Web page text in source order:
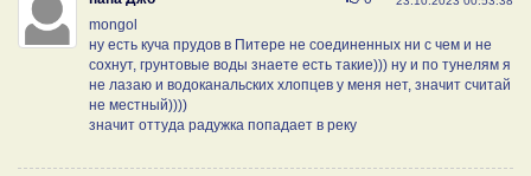
mongol
ну есть куча прудов в Питере не соединенных ни с чем и не
сохнут, грунтовые воды знаете есть такие))) ну и по тунелям я
не лазаю и водоканальских хлопцев у меня нет, значит считай
не местный))))
значит оттуда радужка попадает в реку